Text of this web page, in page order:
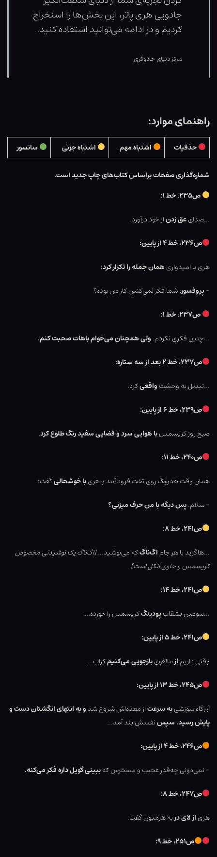
جادویی هری پاتر، این بخش‌ها را استخراج
کردیم و در ادامه می‌توانید استفاده کنید.
مرکز دنیای جادوگری
راهنمای موارد:
حذفیات اشتباه مهم اشتباه جزئی سانسور
شماره‌گذاری صفحات براساس کتاب‌های چاپ جدید است.
ص۲۳۵، خط ۱:
…صدایعق زدناز خود درآورد.
ص۲۳۶، خط ۴ از پایین:
هری با امیدواریهمان جمله را تکرار کرد:
– پروفسور،شما فکر نمی‌کنین کار من بوده؟
ص۲۳۷، خط ۱:
…چنین فکری نکردم. ولی همچنان می‌خوام باهات صحبت کنم.
ص۲۳۷، خط ۲ بعد از سه ستاره:
…تبدیل به وحشتواقعیکرد.
ص۲۳۹، خط ۶ از پایین:
صبح روز کریسمسبا هوایی سرد و فضایی سفید رنگ طلوع کرد.
ص۲۴۰، خط ۱۱:
همان وقت هدویگ روی تخت فرود آمد و هریبا خوشحالیگفت:
– سلام.پس دیگه با من حرف میزنی؟
ص۲۴۱، خط ۸:
…هاگرید با هر جاماگ‌ناگکه می‌نوشید…[اگ‌ناگ یک نوشیدنی مخصوص
کریسمس و حاوی الکل است]
ص۲۴۱، خط ۱۴:
…سومین بشقابپودینگکریسمس را خورده…
ص۲۴۱، خط ۵ از پایین:
وقتی داریمازمالفویبازجویی می‌کنیمکراب…
ص۲۴۵، خط ۱۳ از پایین:
آن‌گاه سوزشیبه سرعتاز معده‌اش شروع شد و به انتهای انگشتان دست و
پایش رسید. سپسنفسش بند آمد…
ص۲۴۶، خط ۴ از پایین:
– نمی‌دونی چه‌قدر عجیب و مسخرس کهببینی گویل داره فکر می‌کنه.
ص۲۴۷، خط ۸:
هریاز لای دربه هرمیون گفت:
ص۲۵۱، خط ۹: